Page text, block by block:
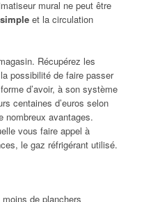
mural ne peut être
et la circulation
Récupérez les
possibilité de faire passer
d’avoir, à son système
centaines d’euros selon
nombreux avantages.
vous faire appel à
le gaz réfrigérant utilisé.
de planchers